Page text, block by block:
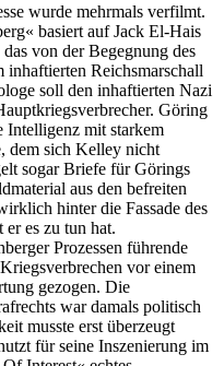
wurde mehrmals verfilmt.
basiert auf Jack El-Hais
von der Begegnung des
Reichsmarschall
soll den inhaftierten Nazi
Göring
Intelligenz mit starkem
dem sich Kelley nicht
sogar Briefe für Görings
aus den befreiten
hinter die Fassade des
es zu tun hat.
Prozessen führende
vor einem
gezogen. Die
war damals politisch
musste erst überzeugt
für seine Inszenierung im